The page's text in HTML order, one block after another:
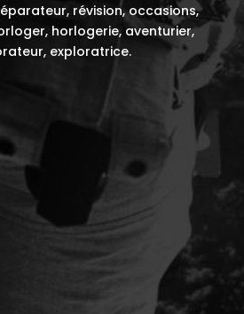
révision, occasions,
horlogerie, aventurier,
exploratrice.